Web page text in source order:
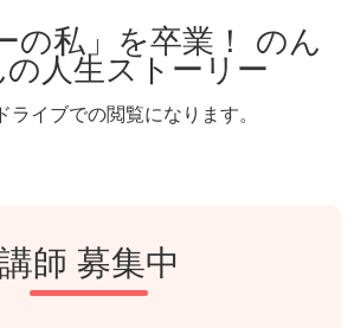
の私」を卒業！ のん
人生ストーリー
ライブでの閲覧になります。
講師 募集中